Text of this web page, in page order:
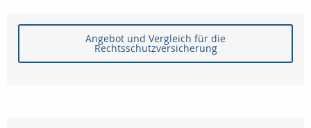
Angebot und Vergleich für die
Rechtsschutzversicherung